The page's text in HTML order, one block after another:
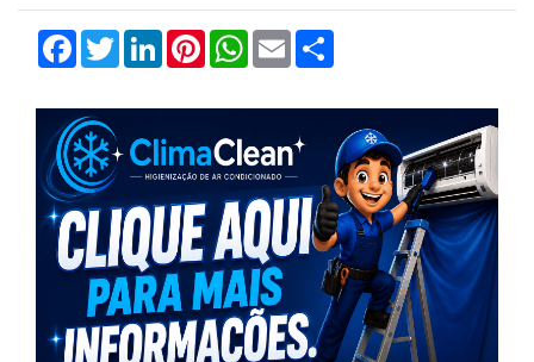
FacebookTwitterLinkedInPinterestWhatsApp
Email